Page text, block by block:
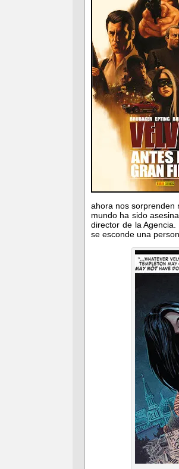
ahora nos sorprenden
mundo ha sido
director de la Agencia.
se esconde una